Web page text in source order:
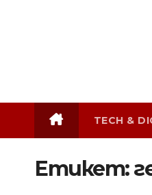
TECH &
Етикет: